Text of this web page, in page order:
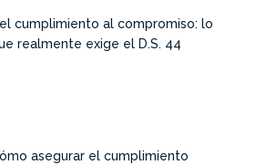
cumplimiento al compromiso: lo
realmente exige el D.S. 44
asegurar el cumplimiento